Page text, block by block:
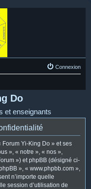
Connexion
Do
et enseignants
Yi-King Do » et ses
», « notre », « nos »,
») et phpBB (désigné ci-
», « www.phpbb.com »,
n’importe quelle
session d’utilisation de